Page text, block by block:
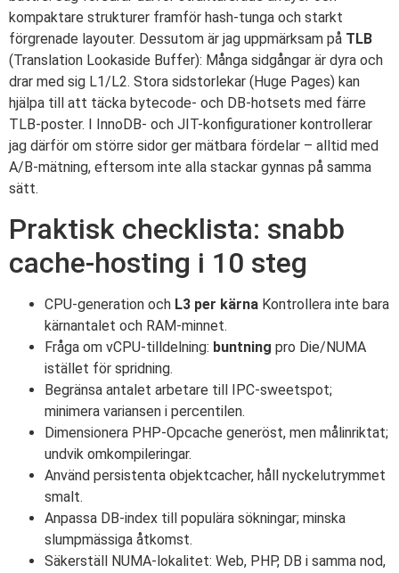
kompaktare strukturer framför hash-tunga och starkt
förgrenade layouter. Dessutom är jag uppmärksam på TLB
(Translation Lookaside Buffer): Många sidgångar är dyra och
drar med sig L1/L2. Stora sidstorlekar (Huge Pages) kan
hjälpa till att täcka bytecode- och DB-hotsets med färre
TLB-poster. I InnoDB- och JIT-konfigurationer kontrollerar
jag därför om större sidor ger mätbara fördelar – alltid med
A/B-mätning, eftersom inte alla stackar gynnas på samma
sätt.
Praktisk checklista: snabb
cache-hosting i 10 steg
CPU-generation och L3 per kärna Kontrollera inte bara
kärnantalet och RAM-minnet.
Fråga om vCPU-tilldelning: buntning pro Die/NUMA
istället för spridning.
Begränsa antalet arbetare till IPC-sweetspot;
minimera variansen i percentilen.
Dimensionera PHP-Opcache generöst, men målinriktat;
undvik omkompileringar.
Använd persistenta objektcacher, håll nyckelutrymmet
smalt.
Anpassa DB-index till populära sökningar; minska
slumpmässiga åtkomst.
Säkerställ NUMA-lokalitet: Web, PHP, DB i samma nod,